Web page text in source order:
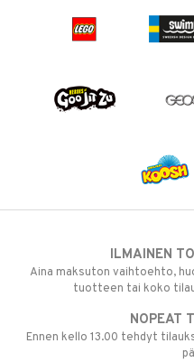
ILMAINEN
Aina maksuton vaihtoehto,
tuotteen tai koko
NOPEAT
Ennen kello 13.00 tehdyt